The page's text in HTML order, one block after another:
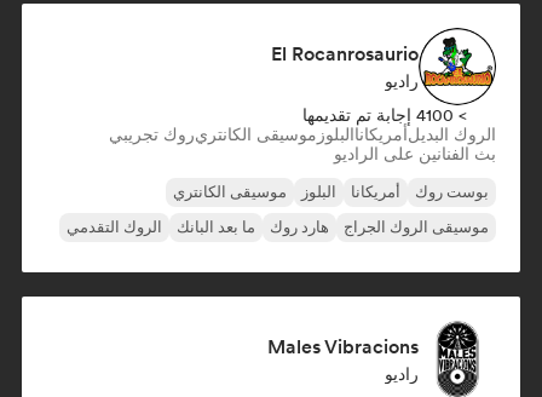
El Rocanrosaurio
راديو
> 4100 إجابة تم تقديمها
الروك البديلأمريكاناالبلوز موسيقى الكانتريروك تجريبي
بث الفنانين على الراديو
بوست روك أمريكانا البلوز
موسيقى الكانتري
موسيقى الروك الجراج
هارد روك ما بعد البانك الروك التقدمي
Males Vibracions
راديو